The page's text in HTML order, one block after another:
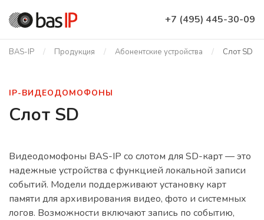
+7 (495) 445-30-09
BAS-IP Продукция Абонентские устройства Слот SD
IP-ВИДЕОДОМОФОНЫ
Слот SD
Видеодомофоны BAS-IP со слотом для SD-карт — это
надежные устройства с функцией локальной записи
событий. Модели поддерживают установку карт
памяти для архивирования видео, фото и системных
логов. Возможности включают запись по событию,